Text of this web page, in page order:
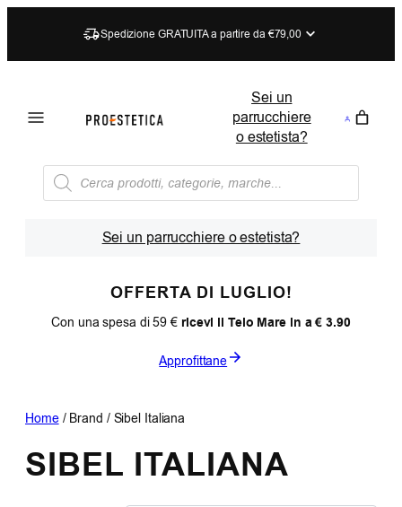
Spedizione GRATUITA a partire da €79,00
Sei un
parrucchiere
o estetista?
Ricerca
prodotti
Sei un parrucchiere o estetista?
OFFERTA DI LUGLIO!
Con una spesa di 59 € ricevi il Telo Mare in a € 3.90
Approfittane
Home/ Brand / Sibel Italiana
SIBEL ITALIANA